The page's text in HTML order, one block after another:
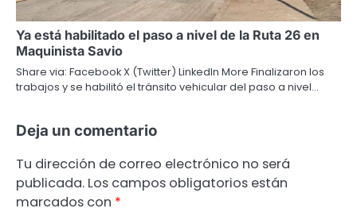
Ya está habilitado el paso a nivel de la Ruta 26 en
Maquinista Savio
Share via: Facebook X (Twitter) LinkedIn More Finalizaron los
trabajos y se habilitó el tránsito vehicular del paso a nivel…
Deja un comentario
Tu dirección de correo electrónico no será
publicada. Los campos obligatorios están
marcados con *